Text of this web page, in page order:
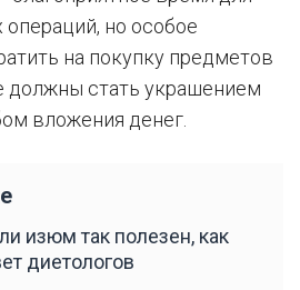
но особое
на покупку предметов
должны стать украшением
вложения денег.
изюм так полезен, как
диетологов